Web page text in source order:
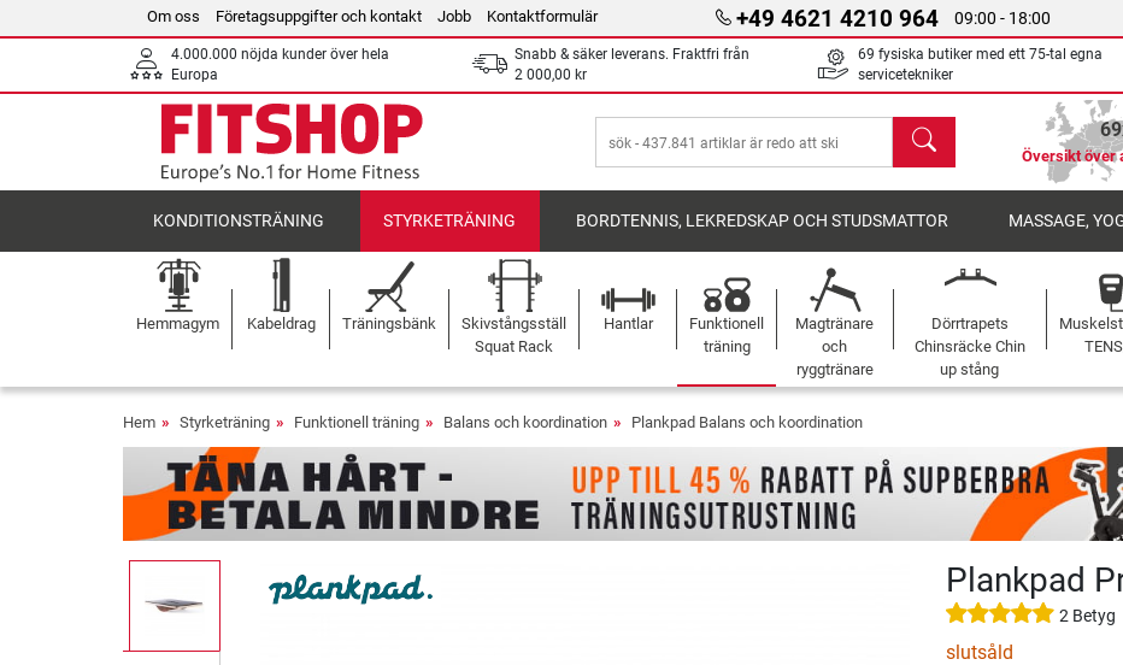
Om oss Företagsuppgifter och kontakt Jobb Kontaktformulär +49 4621 4210 964 09:00 - 18:00
4.000.000 nöjda kunder över hela
Europa
Snabb & säker leverans. Fraktfri från
2 000,00 kr
69 fysiska butiker med ett 75-tal egna
servicetekniker
sök
Översikt över
KONDITIONSTRÄNING STYRKETRÄNING BORDTENNIS, LEKREDSKAP OCH STUDSMATTOR MASSAGE,
Hemmagym Kabeldrag Träningsbänk
Skivstångsställ
Squat Rack
Hantlar
Funktionell
träning
Magtränare
och
ryggtränare
Dörrtrapets
Chinsräcke Chin
up stång
Hem Styrketräning Funktionell träning Balans och koordination Plankpad Balans och koordination
Plankpad
2 Betyg
slutsåld